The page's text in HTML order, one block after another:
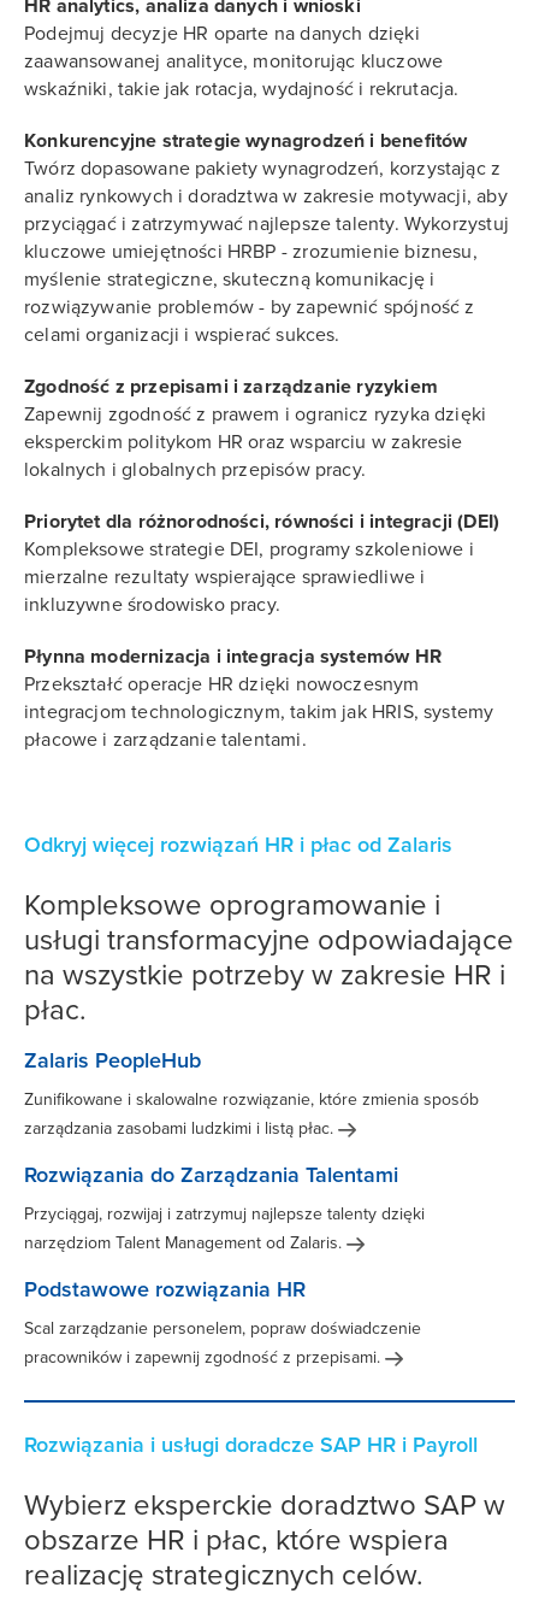
HR analytics, analiza danych i wnioski
Podejmuj decyzje HR oparte na danych dzięki
zaawansowanej analityce, monitorując kluczowe
wskaźniki, takie jak rotacja, wydajność i rekrutacja.
Konkurencyjne strategie wynagrodzeń i benefitów
Twórz dopasowane pakiety wynagrodzeń, korzystając z
analiz rynkowych i doradztwa w zakresie motywacji, aby
przyciągać i zatrzymywać najlepsze talenty. Wykorzystuj
kluczowe umiejętności HRBP - zrozumienie biznesu,
myślenie strategiczne, skuteczną komunikację i
rozwiązywanie problemów - by zapewnić spójność z
celami organizacji i wspierać sukces.
Zgodność z przepisami i zarządzanie ryzykiem
Zapewnij zgodność z prawem i ogranicz ryzyka dzięki
eksperckim politykom HR oraz wsparciu w zakresie
lokalnych i globalnych przepisów pracy.
Priorytet dla różnorodności, równości i integracji (DEI)
Kompleksowe strategie DEI, programy szkoleniowe i
mierzalne rezultaty wspierające sprawiedliwe i
inkluzywne środowisko pracy.
Płynna modernizacja i integracja systemów HR
Przekształć operacje HR dzięki nowoczesnym
integracjom technologicznym, takim jak HRIS, systemy
płacowe i zarządzanie talentami.
Odkryj więcej rozwiązań HR i płac od Zalaris
Kompleksowe oprogramowanie i
usługi transformacyjne odpowiadające
na wszystkie potrzeby w zakresie HR i
płac.
Zalaris PeopleHub
Zunifikowane i skalowalne rozwiązanie, które zmienia sposób
zarządzania zasobami ludzkimi i listą płac.
Rozwiązania do Zarządzania Talentami
Przyciągaj, rozwijaj i zatrzymuj najlepsze talenty dzięki
narzędziom Talent Management od Zalaris.
Podstawowe rozwiązania HR
Scal zarządzanie personelem, popraw doświadczenie
pracowników i zapewnij zgodność z przepisami.
Rozwiązania i usługi doradcze SAP HR i Payroll
Wybierz eksperckie doradztwo SAP w
obszarze HR i płac, które wspiera
realizację strategicznych celów.